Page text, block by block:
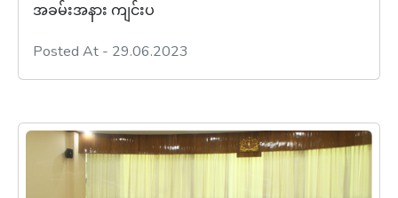
အခမ်းအနား ကျင်းပ
Posted At - 29.06.2023